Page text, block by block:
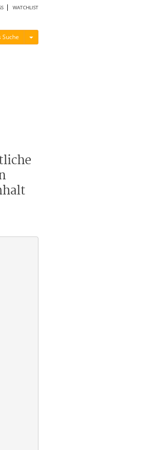
WATCHLIST
Suche Menü ein-/ausblenden